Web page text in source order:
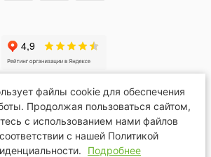
2026 © Благопар
файлы cookie для обеспечения
Продолжая пользоваться сайтом,
с использованием нами файлов
с нашей Политикой
Подробнее